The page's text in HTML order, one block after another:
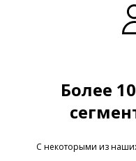
Более
С некоторыми из